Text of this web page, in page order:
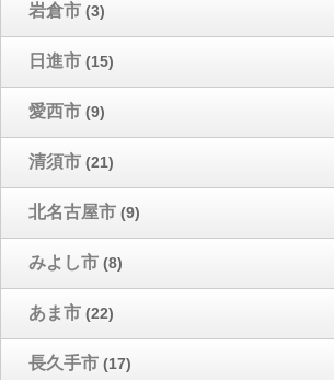
岩倉市 (3)
日進市 (15)
愛西市 (9)
清須市 (21)
北名古屋市 (9)
みよし市 (8)
あま市 (22)
長久手市 (17)